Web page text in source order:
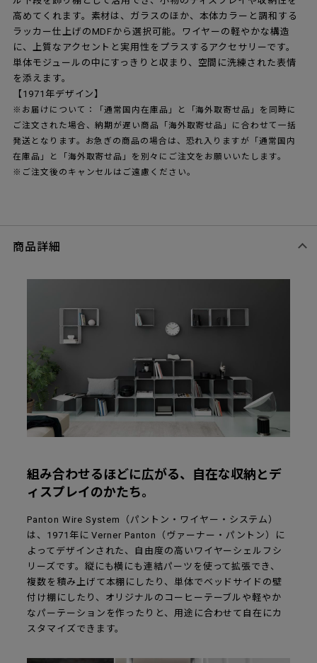
高めてくれます。素材は、ガラスのほか、本体カラーと調和する
ラッカー仕上げのMDFから選択可能。ワイヤーの軽やかな構造
に、上質なアクセントと実用性をプラスするアクセサリーです。
単体モジュールの中にすっきりと収まり、空間に洗練された表情
を添えます。
【1971年デザイン】
※お届けについて：「通常国内在庫品」と「海外取寄せ品」を同時に
ご注文された場合、納期が遅い商品「海外取寄せ品」に合わせて一括
発送となります。お急ぎの商品の場合は、恐れ入りますが「通常国内
在庫品」と「海外取寄せ品」を別々にご注文をお願いいたします。
※ご注文後のキャンセルはご遠慮ください。
商品詳細
組み合わせるほどに広がる、自在な収納とデ
ィスプレイのかたち。
Panton Wire System（パントン・ワイヤー・システム）
は、1971年に Verner Panton（ヴァーナー・パントン）に
よってデザインされた、自由度の高いワイヤーシェルフシ
リーズです。縦にも横にも連結パーツを使って拡張でき、
複数を積み上げて本棚にしたり、単体でベッドサイドの壁
付け棚にしたり、オリジナルのコーヒーテーブルや軽やか
なパーテーションを作ったりと、用途に合わせて自在にカ
スタマイズできます。